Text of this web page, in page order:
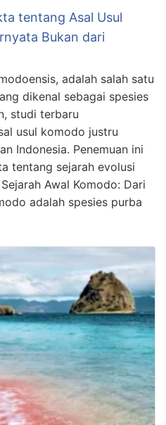
tentang Asal Usul
Bukan dari
adalah salah satu
dikenal sebagai spesies
studi terbaru
usul komodo justru
Indonesia. Penemuan ini
tentang sejarah evolusi
Awal Komodo: Dari
adalah spesies purba